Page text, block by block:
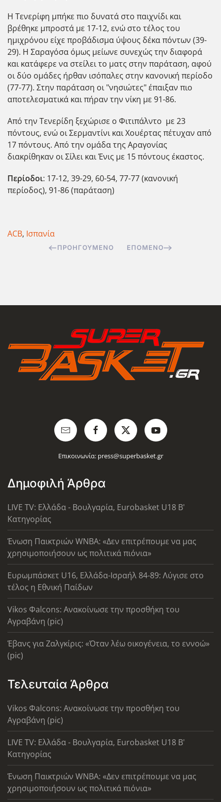
Η Τενερίφη μπήκε πιο δυνατά στο παιχνίδι και
βρέθηκε μπροστά με 17-12, ενώ στο τέλος του
ημιχρόνου είχε προβάδισμα ύψους δέκα πόντων (39-
29). Η Σαραγόσα όμως μείωνε συνεχώς την διαφορά
και κατάφερε να στείλει το ματς στην παράταση, αφού
οι δύο ομάδες ήρθαν ισόπαλες στην κανονική περίοδο
(77-77). Στην παράταση οι "νησιώτες" έπαιξαν πιο
αποτελεσματικά και πήραν την νίκη με 91-86.
Από την Τενερίδη ξεχώρισε ο Φιτιπάλντο με 23
πόντους, ενώ οι Σερμαντίνι και Χουέρτας πέτυχαν από
17 πόντους. Από την ομάδα της Αραγονίας
διακρίθηκαν οι Σίλει και Ένις με 15 πόντους έκαστος.
Περίοδοι: 17-12, 39-29, 60-54, 77-77 (κανονική
περίοδος), 91-86 (παράταση)
ACB, Ισπανία
ΠΡΟΗΓΟΎΜΕΝΟ ΕΠΌΜΕΝΟ
Επικοινωνία: press@superbasket.gr
Δημοφιλή Άρθρα
LIVE TV: Ελλάδα - Βουλγαρία, Eurobasket U18 Β'
Κατηγορίας
Ένωση Παικτριών WNBA: «Δεν επιτρέπουμε να μας
χρησιμοποιήσουν ως πολιτικά πιόνια»
Ευρωμπάσκετ U16, Ελλάδα-Ισραήλ 84-89: Λύγισε στο
τέλος η Εθνική Παίδων
Vikos Φalcons: Ανακοίνωσε την προσθήκη του
Αγραβάνη (pic)
Έβανς για Ζαλγκίρις: «Όταν λέω οικογένεια, το εννοώ»
(pic)
Τελευταία Άρθρα
Vikos Φalcons: Ανακοίνωσε την προσθήκη του
Αγραβάνη (pic)
LIVE TV: Ελλάδα - Βουλγαρία, Eurobasket U18 Β'
Κατηγορίας
Ένωση Παικτριών WNBA: «Δεν επιτρέπουμε να μας
χρησιμοποιήσουν ως πολιτικά πιόνια»